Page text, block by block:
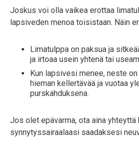
Joskus voi olla vaikea erottaa
lapsiveden menoa toisistaan. Näin
Limatulppa on paksua ja
ja irtoaa usein yhtenä tai
Kun lapsivesi menee, neste
hieman kellertävää ja vuotaa
purskahduksena.
Jos olet epävarma, ota aina
synnytyssairaalaasi saadaksesi